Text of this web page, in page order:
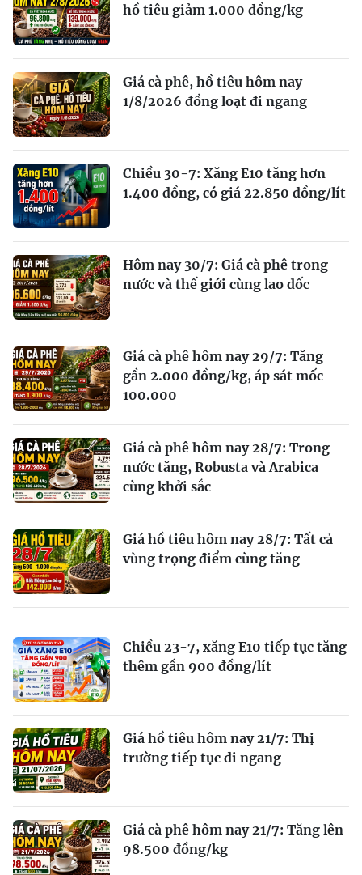
hồ tiêu giảm 1.000 đồng/kg
Giá cà phê, hồ tiêu hôm nay
1/8/2026 đồng loạt đi ngang
Chiều 30-7: Xăng E10 tăng hơn
1.400 đồng, có giá 22.850 đồng/lít
Hôm nay 30/7: Giá cà phê trong
nước và thế giới cùng lao dốc
Giá cà phê hôm nay 29/7: Tăng
gần 2.000 đồng/kg, áp sát mốc
100.000
Giá cà phê hôm nay 28/7: Trong
nước tăng, Robusta và Arabica
cùng khởi sắc
Giá hồ tiêu hôm nay 28/7: Tất cả
vùng trọng điểm cùng tăng
Chiều 23-7, xăng E10 tiếp tục tăng
thêm gần 900 đồng/lít
Giá hồ tiêu hôm nay 21/7: Thị
trường tiếp tục đi ngang
Giá cà phê hôm nay 21/7: Tăng lên
98.500 đồng/kg